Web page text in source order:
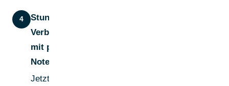
4
Stunde 48–72:
Verbindungsanfrage
mit personalisierter
Note
Jetzt kommt die